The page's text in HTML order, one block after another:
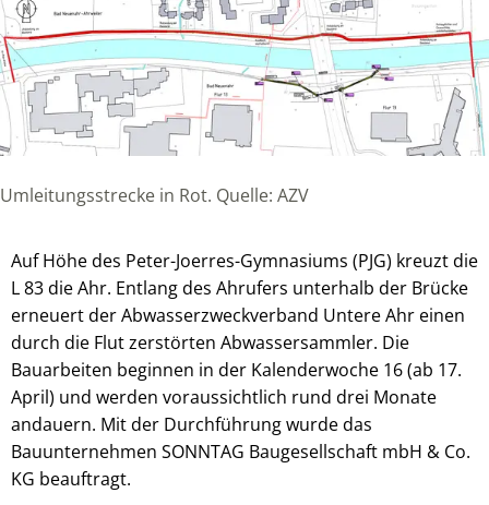
Umleitungsstrecke in Rot. Quelle: AZV
Auf Höhe des Peter-Joerres-Gymnasiums (PJG) kreuzt die
L 83 die Ahr. Entlang des Ahrufers unterhalb der Brücke
erneuert der Abwasserzweckverband Untere Ahr einen
durch die Flut zerstörten Abwassersammler. Die
Bauarbeiten beginnen in der Kalenderwoche 16 (ab 17.
April) und werden voraussichtlich rund drei Monate
andauern. Mit der Durchführung wurde das
Bauunternehmen SONNTAG Baugesellschaft mbH & Co.
KG beauftragt.